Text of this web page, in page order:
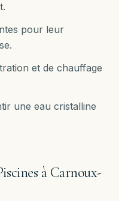
pour leur
et de chauffage
une eau cristalline
à Carnoux-